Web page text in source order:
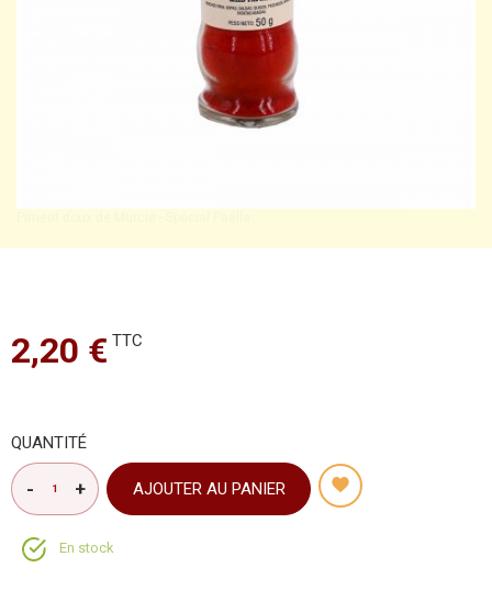
2,20 € TTC
QUANTITÉ
AJOUTER AU PANIER
En stock